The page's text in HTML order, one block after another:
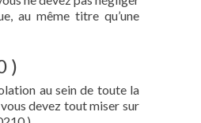
au même titre qu’une
)
au sein de toute la
devez tout miser sur